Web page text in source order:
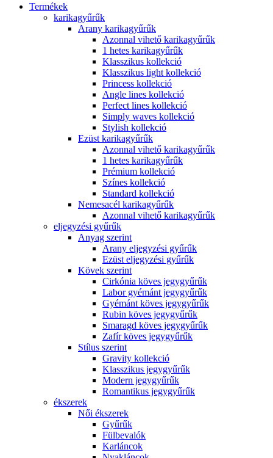
Termékek
karikagyűrűk
Arany karikagyűrűk
Azonnal vihető karikagyűrűk
1 hetes karikagyűrűk
Klasszikus kollekció
Klasszikus light kollekció
Princess kollekció
Angle lines kollekció
Perfect lines kollekció
Simply waves kollekció
Stylish kollekció
Ezüst karikagyűrűk
Azonnal vihető karikagyűrűk
1 hetes karikagyűrűk
Prémium kollekció
Színes kollekció
Standard kollekció
Nemesacél karikagyűrűk
Azonnal vihető karikagyűrűk
eljegyzési gyűrűk
Anyag szerint
Arany eljegyzési gyűrűk
Ezüst eljegyzési gyűrűk
Kövek szerint
Cirkónia köves jegygyűrűk
Labor gyémánt jegygyűrűk
Gyémánt köves jegygyűrűk
Rubin köves jegygyűrűk
Smaragd köves jegygyűrűk
Zafír köves jegygyűrűk
Stílus szerint
Gravity kollekció
Klasszikus jegygyűrűk
Modern jegygyűrűk
Romantikus jegygyűrűk
ékszerek
Női ékszerek
Gyűrűk
Fülbevalók
Karláncok